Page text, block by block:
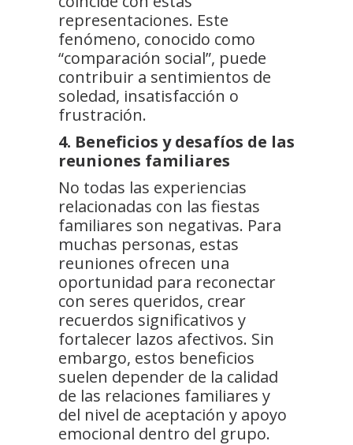
representaciones. Este
fenómeno, conocido como
“comparación social”, puede
contribuir a sentimientos de
soledad, insatisfacción o
frustración.
4. Beneficios y desafíos de las
reuniones familiares
No todas las experiencias
relacionadas con las fiestas
familiares son negativas. Para
muchas personas, estas
reuniones ofrecen una
oportunidad para reconectar
con seres queridos, crear
recuerdos significativos y
fortalecer lazos afectivos. Sin
embargo, estos beneficios
suelen depender de la calidad
de las relaciones familiares y
del nivel de aceptación y apoyo
emocional dentro del grupo.